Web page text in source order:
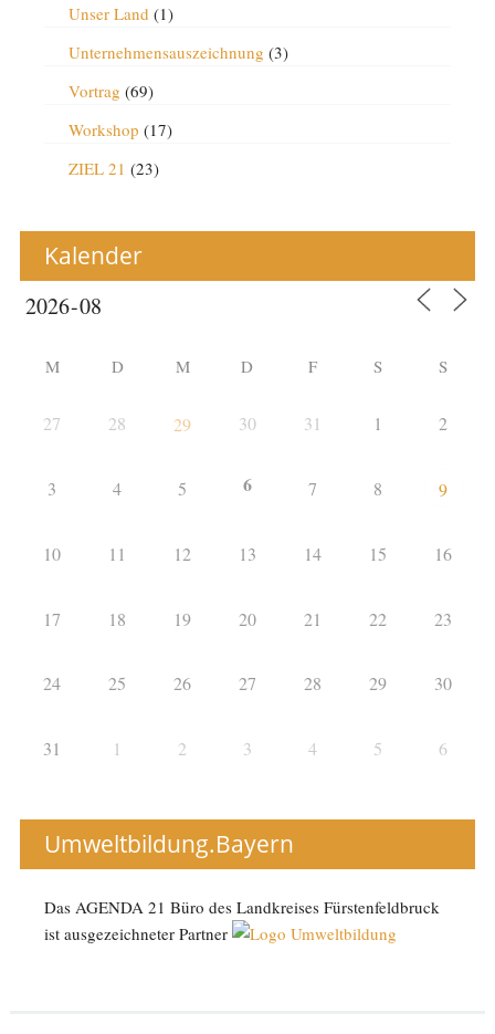
Unser Land (1)
Unternehmensauszeichnung (3)
Vortrag (69)
Workshop (17)
ZIEL 21 (23)
Kalender
M D M D F S S
27 28 29 30 31 1 2
3 4 5 6 7 8 9
10 11 12 13 14 15 16
17 18 19 20 21 22 23
24 25 26 27 28 29 30
31 1 2 3 4 5 6
Umweltbildung.Bayern
Das AGENDA 21 Büro des Landkreises Fürstenfeldbruck
ist ausgezeichneter Partner